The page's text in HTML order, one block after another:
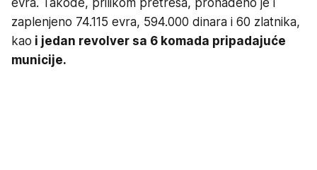
evra. Takođe, prilikom pretresa, pronađeno je i
zaplenjeno 74.115 evra, 594.000 dinara i 60 zlatnika,
kao i jedan revolver sa 6 komada pripadajuće
municije.